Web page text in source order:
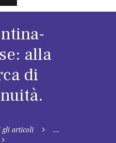
alla
di
gli articoli ...